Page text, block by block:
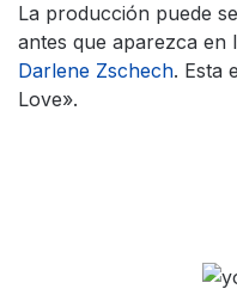
La producción puede
antes que aparezca en
Darlene Zschech. Esta
Love».